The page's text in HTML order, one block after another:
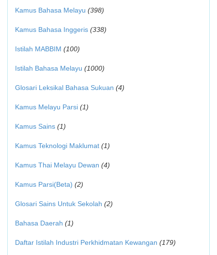
Kamus Bahasa Melayu (398)
Kamus Bahasa Inggeris (338)
Istilah MABBIM (100)
Istilah Bahasa Melayu (1000)
Glosari Leksikal Bahasa Sukuan (4)
Kamus Melayu Parsi (1)
Kamus Sains (1)
Kamus Teknologi Maklumat (1)
Kamus Thai Melayu Dewan (4)
Kamus Parsi(Beta) (2)
Glosari Sains Untuk Sekolah (2)
Bahasa Daerah (1)
Daftar Istilah Industri Perkhidmatan Kewangan (179)